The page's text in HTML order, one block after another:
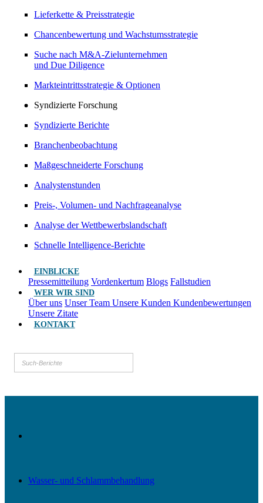
Lieferkette & Preisstrategie
Chancenbewertung und Wachstumsstrategie
Suche nach M&A-Zielunternehmen
und Due Diligence
Markteintrittsstrategie & Optionen
Syndizierte Forschung
Syndizierte Berichte
Branchenbeobachtung
Maßgeschneiderte Forschung
Analystenstunden
Preis-, Volumen- und Nachfrageanalyse
Analyse der Wettbewerbslandschaft
Schnelle Intelligence-Berichte
EINBLICKE
Pressemitteilung Vordenkertum Blogs Fallstudien
WER WIR SIND
Über uns Unser Team Unsere Kunden Kundenbewertungen
Unsere Zitate
KONTAKT
Wasser- und Schlammbehandlung